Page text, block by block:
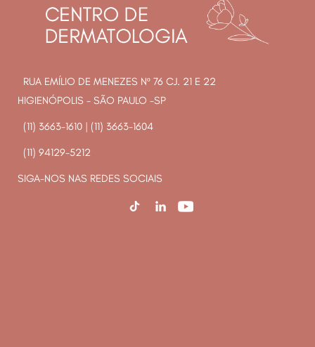
RUA EMÍLIO DE MENEZES Nº 76 CJ. 21 E 22
HIGIENÓPOLIS - SÃO PAULO -SP
(11) 3663-1610 | (11) 3663-1604
(11) 94129-5212
SIGA-NOS NAS REDES SOCIAIS